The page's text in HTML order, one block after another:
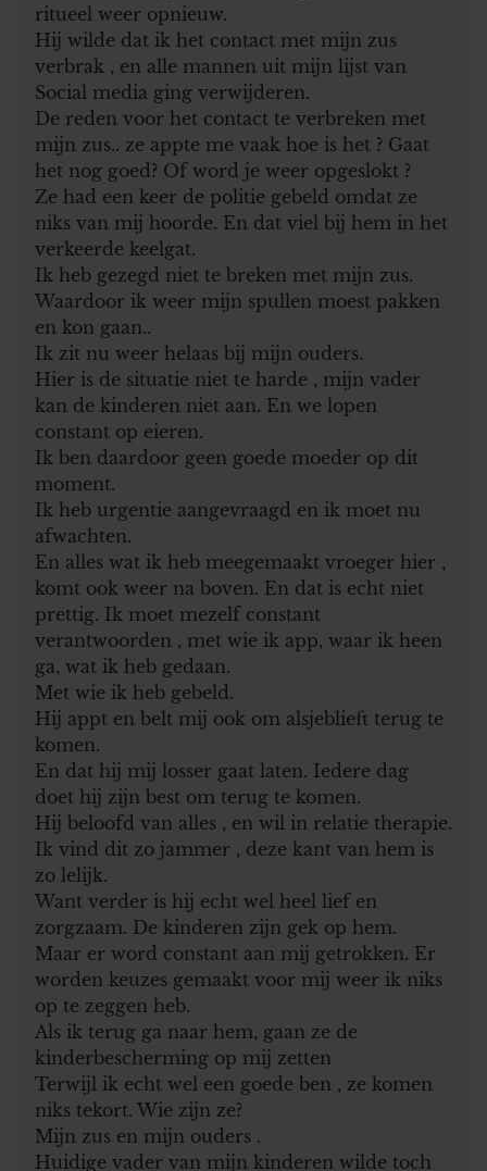
ritueel weer opnieuw.
Hij wilde dat ik het contact met mijn zus
verbrak , en alle mannen uit mijn lijst van
Social media ging verwijderen.
De reden voor het contact te verbreken met
mijn zus.. ze appte me vaak hoe is het ? Gaat
het nog goed? Of word je weer opgeslokt ?
Ze had een keer de politie gebeld omdat ze
niks van mij hoorde. En dat viel bij hem in het
verkeerde keelgat.
Ik heb gezegd niet te breken met mijn zus.
Waardoor ik weer mijn spullen moest pakken
en kon gaan..
Ik zit nu weer helaas bij mijn ouders.
Hier is de situatie niet te harde , mijn vader
kan de kinderen niet aan. En we lopen
constant op eieren.
Ik ben daardoor geen goede moeder op dit
moment.
Ik heb urgentie aangevraagd en ik moet nu
afwachten.
En alles wat ik heb meegemaakt vroeger hier ,
komt ook weer na boven. En dat is echt niet
prettig. Ik moet mezelf constant
verantwoorden , met wie ik app, waar ik heen
ga, wat ik heb gedaan.
Met wie ik heb gebeld.
Hij appt en belt mij ook om alsjeblieft terug te
komen.
En dat hij mij losser gaat laten. Iedere dag
doet hij zijn best om terug te komen.
Hij beloofd van alles , en wil in relatie therapie.
Ik vind dit zo jammer , deze kant van hem is
zo lelijk.
Want verder is hij echt wel heel lief en
zorgzaam. De kinderen zijn gek op hem.
Maar er word constant aan mij getrokken. Er
worden keuzes gemaakt voor mij weer ik niks
op te zeggen heb.
Als ik terug ga naar hem, gaan ze de
kinderbescherming op mij zetten
Terwijl ik echt wel een goede ben , ze komen
niks tekort. Wie zijn ze?
Mijn zus en mijn ouders .
Huidige vader van mijn kinderen wilde toch